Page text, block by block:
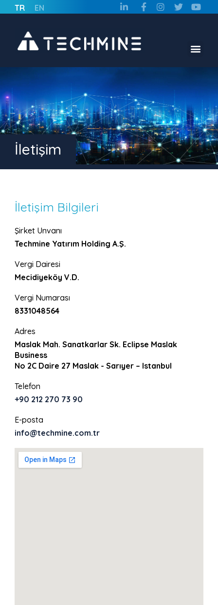
TR EN
İletişim
İletişim Bilgileri
Şirket Unvanı
Techmine Yatırım Holding A.Ş.
Vergi Dairesi
Mecidiyeköy V.D.
Vergi Numarası
8331048564
Adres
Maslak Mah. Sanatkarlar Sk. Eclipse Maslak
Business
No 2C Daire 27 Maslak - Sarıyer – Istanbul
Telefon
+90 212 270 73 90
E-posta
info@techmine.com.tr